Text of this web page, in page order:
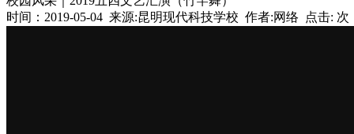
时间：2019-05-04 来源:昆明现代科技学校 作者:网络 点击: 次